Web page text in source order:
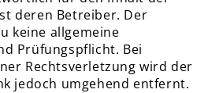
deren Betreiber. Der
keine allgemeine
Prüfungspflicht. Bei
Rechtsverletzung wird der
jedoch umgehend entfernt.